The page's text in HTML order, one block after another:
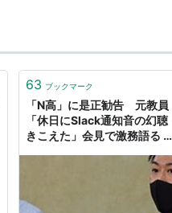
63 ブックマーク
「N高」に是正勧告 元教員
「休日にSlack通知音の幻聴
きこえた」会見で激務語る -